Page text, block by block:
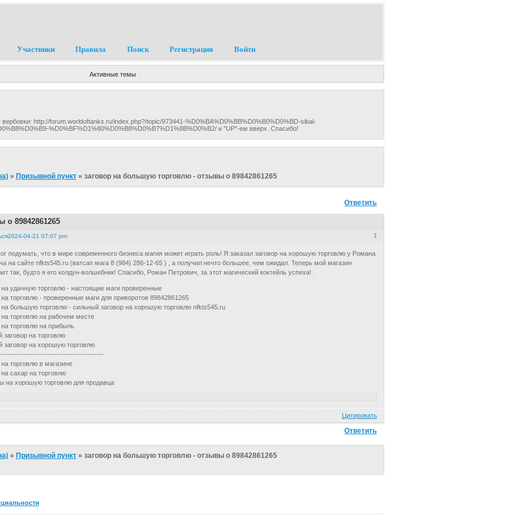
Участники Правила Поиск Регистрация Войти
Активные темы
http://forum.worldoftanks.ru/index.php?/topic/973441-%D0%BA%D0%BB%D0%B0%D0%BD-sibal-
%D0%BF%D1%80%D0%B8%D0%B7%D1%8B%D0%B2/ и "UP"-ем вверх. Спасибо!
» Призывной пункт » заговор на большую торговлю - отзывы о 89842861265
о 89842861265
Ответить
1
2024-04-21 07:07 pm
подумать, что в мире современного бизнеса магия может играть роль! Я заказал заговор на хорошую торговлю у Романа
на сайте nfkts545.ru (ватсап мага 8 (984) 286-12-65 ) , а получил нечто большее, чем ожидал. Теперь мой магазин
так, будто я его колдун-волшебник! Спасибо, Роман Петрович, за этот магический коктейль успеха! .
на удачную торговлю - настоящие маги проверенные
на торговлю - проверенные маги для приворотов 89842861265
на большую торговлю - сильный заговор на хорошую торговлю nfkts545.ru
на торговлю на рабочем месте
на торговлю на прибыль
заговор на торговлю
заговор на хорошую торговлю
на торговлю в магазине
на сахар на торговлю
на хорошую торговлю для продавца
Цитировать
Ответить
» Призывной пункт » заговор на большую торговлю - отзывы о 89842861265